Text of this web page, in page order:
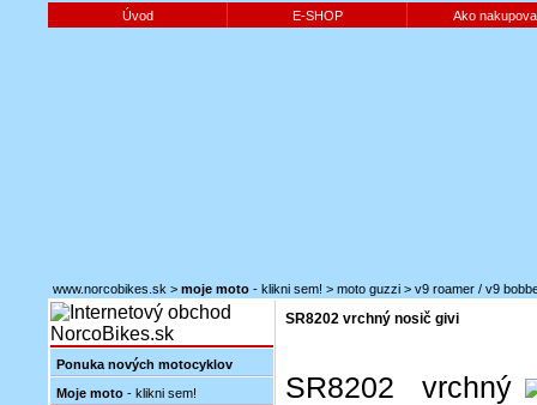
Úvod E-SHOP Ako
www.norcobikes.sk > moje moto - klikni sem! > moto guzzi > v9 roamer / v9
Ponuka nových motocyklov
Moje moto - klikni sem!
SR8202 vrchný nosič givi
SR8202 vrchný